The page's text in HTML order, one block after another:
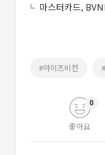
마스터카드,
#아이즈비전
좋아요
0